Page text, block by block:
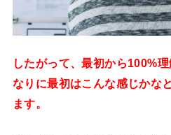
したがって、最初から100%
なりに最初はこんな感じかな
ます。